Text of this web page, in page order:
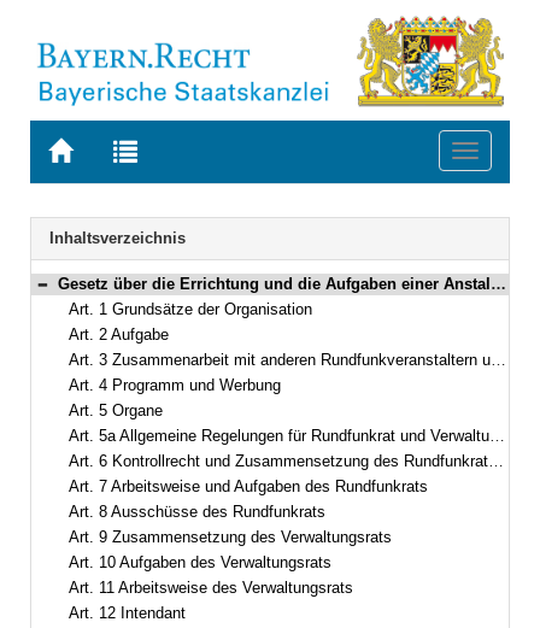
Zur
BAYERN.RECHT
Zur
letzten
Suche
Toggle
Navigation
Inhaltsverzeichnis
Bereich reduzieren
Gesetz über die Errichtung und die Aufgaben einer Anstalt des öffentlichen Rechts „Der Bayerische Rundfunk“ (Bayerisches Rundfunkgesetz – BayRG) in der Fassung der Bekanntmachung vom 22. Oktober 2003 (GVBl. S. 792) BayRS 2251-1-S (Art. 1–26)
Art. 1 Grundsätze der Organisation
Art. 2 Aufgabe
Art. 3 Zusammenarbeit mit anderen Rundfunkveranstaltern und Dritten
Art. 4 Programm und Werbung
Art. 5 Organe
Art. 5a Allgemeine Regelungen für Rundfunkrat und Verwaltungsrat
Art. 6 Kontrollrecht und Zusammensetzung des Rundfunkrats, Verordnungsermächtigung
Art. 7 Arbeitsweise und Aufgaben des Rundfunkrats
Art. 8 Ausschüsse des Rundfunkrats
Art. 9 Zusammensetzung des Verwaltungsrats
Art. 10 Aufgaben des Verwaltungsrats
Art. 11 Arbeitsweise des Verwaltungsrats
Art. 12 Intendant